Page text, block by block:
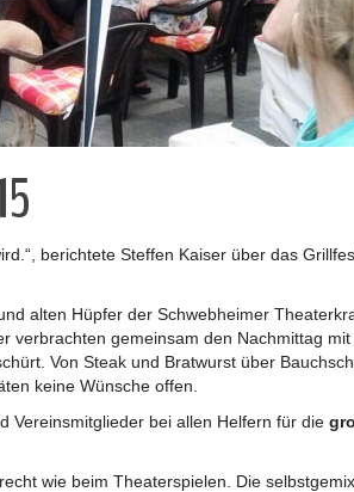
berichtete Steffen Kaiser über das
alten Hüpfer der Schwebheimer
verbrachten gemeinsam den Nachmittag
Von Steak und Bratwurst über
keine Wünsche offen.
Vereinsmitglieder bei allen Helfern für die
wie beim Theaterspielen. Die